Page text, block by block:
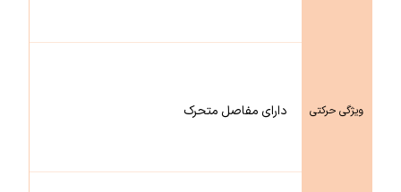
ویژگی حرکتی دارای مفاصل متحرک